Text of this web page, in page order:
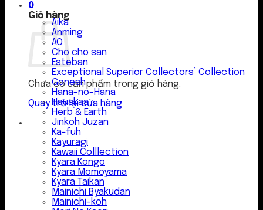
0
Giỏ hàng
Chưa có sản phẩm trong giỏ hàng.
Quay trở lại cửa hàng
Aika
Anming
AO
Cho cho san
Esteban
Exceptional Superior Collectors’ Collection
Gonesh
Hana-no-Hana
Hauskaa
Herb & Earth
Jinkoh Juzan
Ka-fuh
Kayuragi
Kawaii Colllection
Kyara Kongo
Kyara Momoyama
Kyara Taikan
Mainichi Byakudan
Mainichi-koh